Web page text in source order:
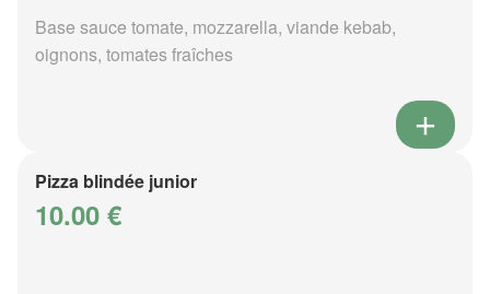
Base sauce tomate, mozzarella, viande kebab,
oignons, tomates fraîches
Pizza blindée junior
10.00 €